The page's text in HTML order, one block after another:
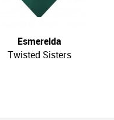
Esmerelda
Twisted Sisters